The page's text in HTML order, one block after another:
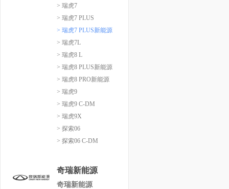
> 瑞虎7
> 瑞虎7 PLUS
> 瑞虎7 PLUS新能源
> 瑞虎7L
> 瑞虎8 L
> 瑞虎8 PLUS新能源
> 瑞虎8 PRO新能源
> 瑞虎9
> 瑞虎9 C-DM
> 瑞虎9X
> 探索06
> 探索06 C-DM
奇瑞新能源
奇瑞新能源